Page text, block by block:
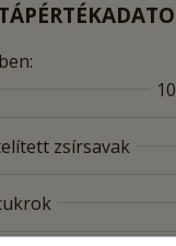
zsírsavak